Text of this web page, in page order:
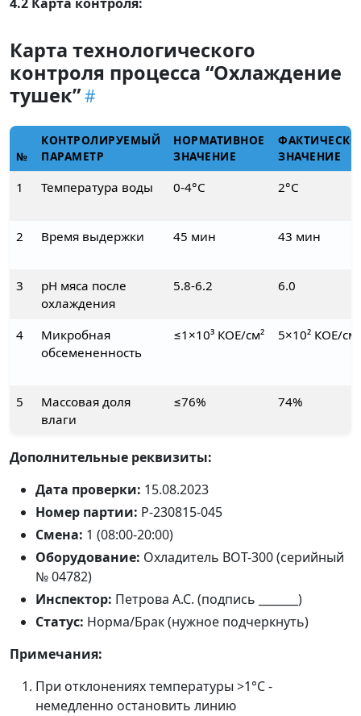
Карта технологического
контроля процесса “Охлаждение
тушек”
№
КОНТРОЛИРУЕМЫЙ
ПАРАМЕТР
НОРМАТИВНОЕ
ЗНАЧЕНИЕ
ЗНАЧЕНИЕ
1 Температура воды 0-4°C 2°C
2 Время выдержки 45 мин 43 мин
3
pH мяса после
охлаждения
5.8-6.2 6.0
4
Микробная
обсемененность
≤1×10³ КОЕ/см² 5×10² КОЕ/см²
5
Массовая доля
влаги
≤76% 74%
Дополнительные реквизиты:
Дата проверки: 15.08.2023
Номер партии: P-230815-045
Смена: 1 (08:00-20:00)
Оборудование: Охладитель ВОТ-300 (серийный
№ 04782)
Инспектор: Петрова А.С. (подпись _______)
Статус: Норма/Брак (нужное подчеркнуть)
Примечания:
При отклонениях температуры >1°C -
немедленно остановить линию